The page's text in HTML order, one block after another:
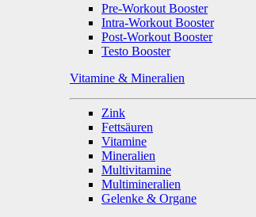
Pre-Workout Booster
Intra-Workout Booster
Post-Workout Booster
Testo Booster
Vitamine & Mineralien
Zink
Fettsäuren
Vitamine
Mineralien
Multivitamine
Multimineralien
Gelenke & Organe